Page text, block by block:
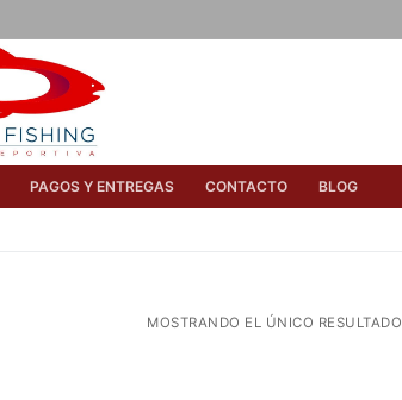
PAGOS Y ENTREGAS CONTACTO BLOG
MOSTRANDO EL ÚNICO RESULTADO